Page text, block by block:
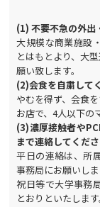
(1)不要不急の外出
大規模な商業施設
とはもとより、大
願い致します。
(2)会食を自粛して
やむを得ず、会食
お店で、4人以下の
(3)濃厚接触者や
まで連絡してくださ
平日の連絡は、所
事務局にお願いしま
祝日等で大学事務
とおりといたします